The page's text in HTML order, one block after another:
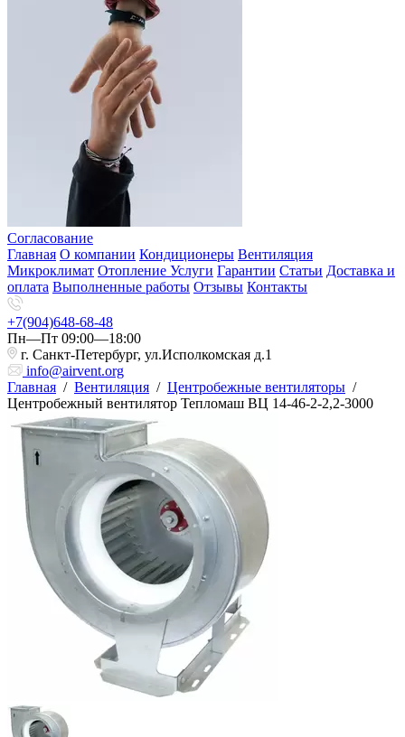
Согласование
Главная О компании Кондиционеры Вентиляция
Микроклимат Отопление Услуги Гарантии Статьи Доставка и
оплата Выполненные работы Отзывы Контакты
+7(904)648-68-48
Пн—Пт 09:00—18:00
г. Санкт-Петербург, ул.Исполкомская д.1
info@airvent.org
Главная / Вентиляция / Центробежные вентиляторы /
Центробежный вентилятор Тепломаш ВЦ 14-46-2-2,2-3000